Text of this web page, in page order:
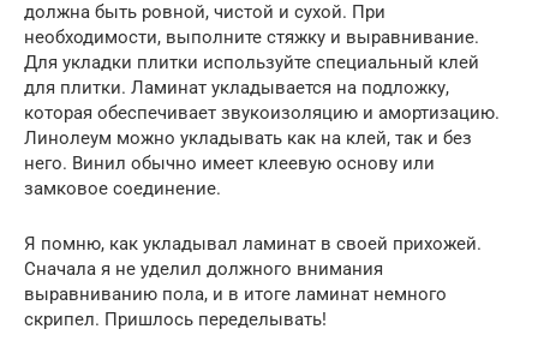
должна быть ровной, чистой и сухой. При
необходимости, выполните стяжку и выравнивание.
Для укладки плитки используйте специальный клей
для плитки. Ламинат укладывается на подложку,
которая обеспечивает звукоизоляцию и амортизацию.
Линолеум можно укладывать как на клей, так и без
него. Винил обычно имеет клеевую основу или
замковое соединение.
Я помню, как укладывал ламинат в своей прихожей.
Сначала я не уделил должного внимания
выравниванию пола, и в итоге ламинат немного
скрипел. Пришлось переделывать!